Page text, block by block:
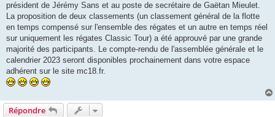
président de Jérémy Sans et au poste de secrétaire de Gaëtan Mieulet.
La proposition de deux classements (un classement général de la flotte
en temps compensé sur l'ensemble des régates et un autre en temps réel
sur uniquement les régates Classic Tour) a été approuvé par une grande
majorité des participants. Le compte-rendu de l'assemblée générale et le
calendrier 2023 seront disponibles prochainement dans votre espace
adhérent sur le site mc18.fr.
Répondre